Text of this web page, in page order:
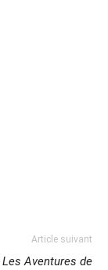
Article suivant
Les Aventures de